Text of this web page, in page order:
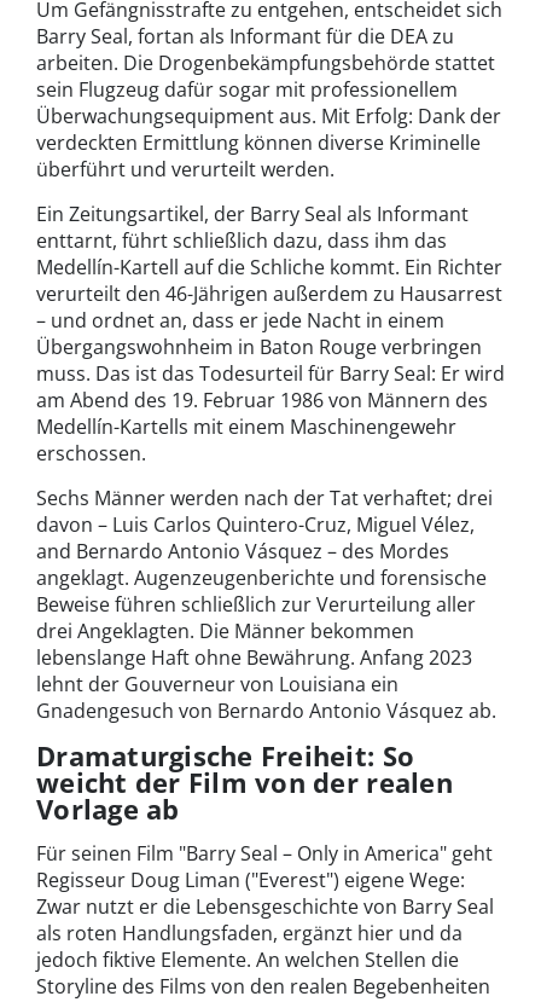
Um Gefängnisstrafte zu entgehen, entscheidet sich
Barry Seal, fortan als Informant für die DEA zu
arbeiten. Die Drogenbekämpfungsbehörde stattet
sein Flugzeug dafür sogar mit professionellem
Überwachungsequipment aus. Mit Erfolg: Dank der
verdeckten Ermittlung können diverse Kriminelle
überführt und verurteilt werden.
Ein Zeitungsartikel, der Barry Seal als Informant
enttarnt, führt schließlich dazu, dass ihm das
Medellín-Kartell auf die Schliche kommt. Ein Richter
verurteilt den 46-Jährigen außerdem zu Hausarrest
– und ordnet an, dass er jede Nacht in einem
Übergangswohnheim in Baton Rouge verbringen
muss. Das ist das Todesurteil für Barry Seal: Er wird
am Abend des 19. Februar 1986 von Männern des
Medellín-Kartells mit einem Maschinengewehr
erschossen.
Sechs Männer werden nach der Tat verhaftet; drei
davon – Luis Carlos Quintero-Cruz, Miguel Vélez,
and Bernardo Antonio Vásquez – des Mordes
angeklagt. Augenzeugenberichte und forensische
Beweise führen schließlich zur Verurteilung aller
drei Angeklagten. Die Männer bekommen
lebenslange Haft ohne Bewährung. Anfang 2023
lehnt der Gouverneur von Louisiana ein
Gnadengesuch von Bernardo Antonio Vásquez ab.
Dramaturgische Freiheit: So
weicht der Film von der realen
Vorlage ab
Für seinen Film "Barry Seal – Only in America" geht
Regisseur Doug Liman ("Everest") eigene Wege:
Zwar nutzt er die Lebensgeschichte von Barry Seal
als roten Handlungsfaden, ergänzt hier und da
jedoch fiktive Elemente. An welchen Stellen die
Storyline des Films von den realen Begebenheiten